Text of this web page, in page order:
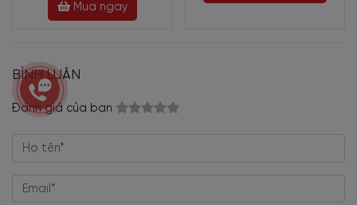
Mua ngay
BÌNH LUẬN
Đánh giá của bạn